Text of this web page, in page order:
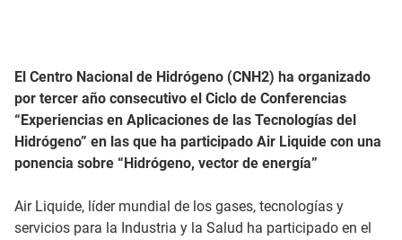
El Centro Nacional de Hidrógeno (CNH2) ha organizado
por tercer año consecutivo el Ciclo de Conferencias
“Experiencias en Aplicaciones de las Tecnologías del
Hidrógeno” en las que ha participado Air Liquide con una
ponencia sobre “Hidrógeno, vector de energía”
Air Liquide, líder mundial de los gases, tecnologías y
servicios para la Industria y la Salud ha participado en el